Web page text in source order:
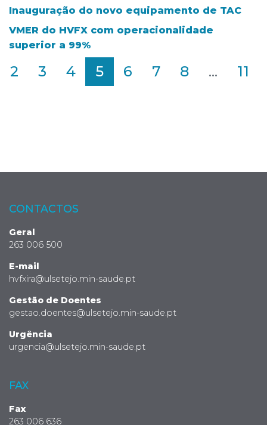
Inauguração do novo equipamento de TAC
VMER do HVFX com operacionalidade
superior a 99%
2 3 4 5 6 7 8 ... 11
CONTACTOS
Geral
263 006 500
E-mail
hvfxira@ulsetejo.min-saude.pt
Gestão de Doentes
gestao.doentes@ulsetejo.min-saude.pt
Urgência
urgencia@ulsetejo.min-saude.pt
FAX
Fax
263 006 636